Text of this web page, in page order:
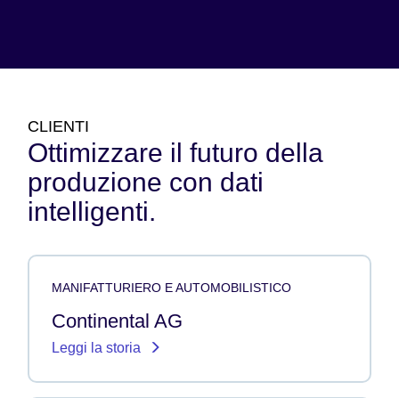
CLIENTI
Ottimizzare il futuro della
produzione con dati
intelligenti.
MANIFATTURIERO E AUTOMOBILISTICO
Continental AG
Leggi la storia